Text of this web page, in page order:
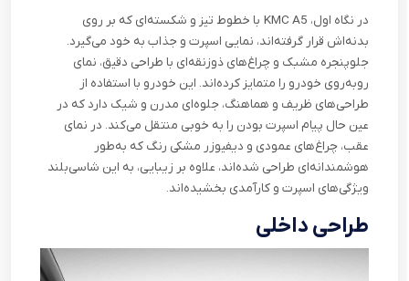
در نگاه اول، KMC A5 با خطوط تیز و شکسته‌ای که بر روی
بدنه‌اش قرار گرفته‌اند، نمایی اسپرت و جذاب به خود می‌گیرد.
جلوپنجره مشبک و چراغ‌های ذوزنقه‌ای با طراحی دقیق، نمای
روبه‌روی خودرو را متمایز کرده‌اند. این خودرو با استفاده از
طراحی‌های ظریف و هماهنگ، جلوه‌ای مدرن و شیک دارد که در
عین حال پیام اسپرت بودن را به خوبی منتقل می‌کند. در نمای
عقب، چراغ‌های عمودی و دیفیوزر مشکی رنگ که به‌طور
هوشمندانه‌ای طراحی شده‌اند، علاوه بر زیبایی، به این شاسی‌بلند
ویژگی‌های اسپرت و کارآمدی بخشیده‌اند.
طراحی داخلی